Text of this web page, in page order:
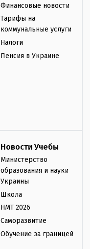
Финансовые новости
Тарифы на
коммунальные услуги
Налоги
Пенсия в Украине
Новости Учебы
Министерство
образования и науки
Украины
Школа
НМТ 2026
Саморазвитие
Обучение за границей